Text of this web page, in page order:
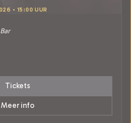
• 15:00 UUR
Tickets
Meer info